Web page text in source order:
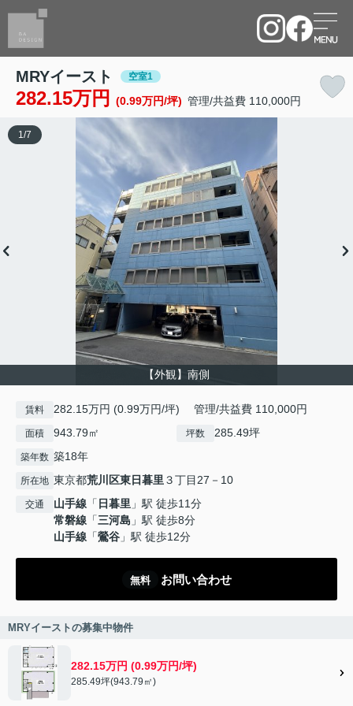
MRYイースト 空室1
282.15万円 (0.99万円/坪) 管理/共益費 110,000円
【外観】南側
1 /7
賃料 282.15万円 (0.99万円/坪) 管理/共益費 110,000円
面積 943.79㎡ 坪数 285.49坪
築年数 築18年
所在地 東京都荒川区東日暮里 ３丁目27－10
交通 山手線 「 日暮里 」駅 徒歩11分
常磐線 「三河島 」駅 徒歩8分
山手線 「鶯谷 」駅 徒歩12分
無料 お問い合わせ
MRYイーストの募集中物件
282.15万円 (0.99万円/坪)
285.49坪(943.79㎡)